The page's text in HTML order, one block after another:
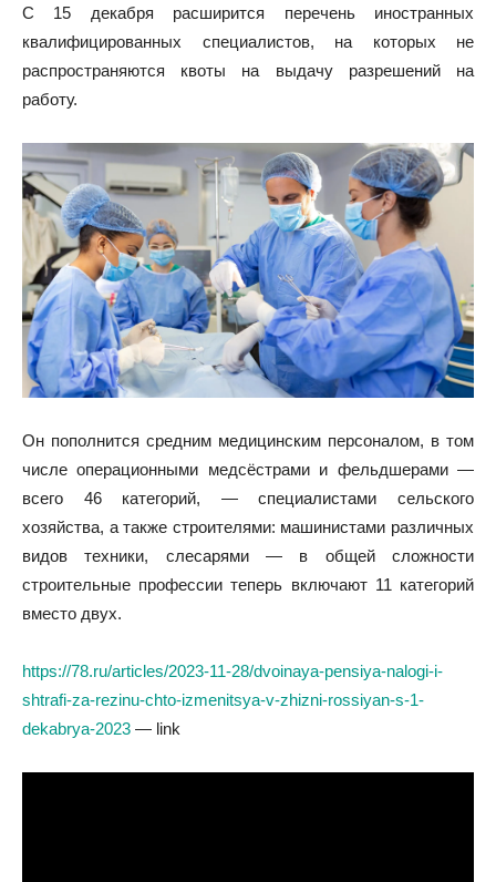
С 15 декабря расширится перечень иностранных
квалифицированных специалистов, на которых не
распространяются квоты на выдачу разрешений на
работу.
Он пополнится средним медицинским персоналом, в том
числе операционными медсёстрами и фельдшерами —
всего 46 категорий, — специалистами сельского
хозяйства, а также строителями: машинистами различных
видов техники, слесарями — в общей сложности
строительные профессии теперь включают 11 категорий
вместо двух.
https://78.ru/articles/2023-11-28/dvoinaya-pensiya-nalogi-i-
shtrafi-za-rezinu-chto-izmenitsya-v-zhizni-rossiyan-s-1-
dekabrya-2023 — link